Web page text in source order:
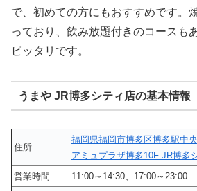
で、初めての方にもおすすめです。
っており、飲み放題付きのコースも
ピッタリです。
うまや JR博多シティ店の基本情報
住所
福岡県福岡市博多区博多駅中
アミュプラザ博多10F JR博多
営業時間
11:00～14:30、17:00～23:00